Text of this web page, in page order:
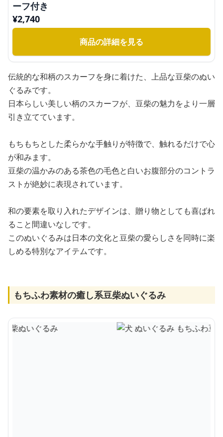
ーフ付き
¥2,740
商品の詳細を見る
伝統的な和柄のスカーフを身に着けた、上品な豆柴のぬい
ぐるみです。
日本らしい美しい柄のスカーフが、豆柴の魅力をより一層
引き立てています。
もちもちとした柔らかな手触りが特徴で、触れるだけで心
が和みます。
豆柴の温かみのある茶色の毛色と白いお腹部分のコントラ
ストが絶妙に表現されています。
和の要素を取り入れたデザインは、贈り物としても喜ばれ
ること間違いなしです。
このぬいぐるみは日本の文化と豆柴の愛らしさを同時に楽
しめる特別なアイテムです。
もちふわ素材の癒し系豆柴ぬいぐるみ